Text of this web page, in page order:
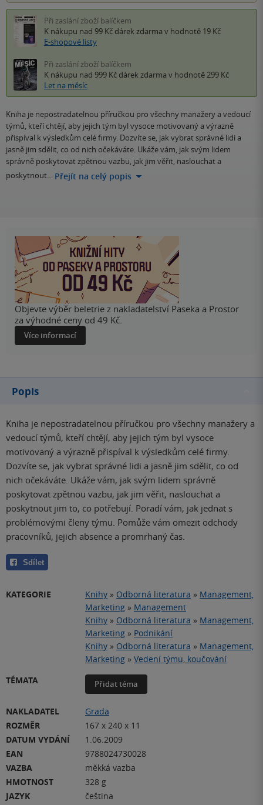
Při zaslání zboží balíčkem
K nákupu nad 99 Kč dárek zdarma v hodnotě 19 Kč
E-shopové listy
Při zaslání zboží balíčkem
K nákupu nad 999 Kč dárek zdarma v hodnotě 299 Kč
Let na měsíc
Kniha je nepostradatelnou příručkou pro všechny manažery a vedoucí
týmů, kteří chtějí, aby jejich tým byl vysoce motivovaný a výrazně
přispíval k výsledkům celé firmy. Dozvíte se, jak vybrat správné lidi a
jasně jim sdělit, co od nich očekáváte. Ukáže vám, jak svým lidem
správně poskytovat zpětnou vazbu, jak jim věřit, naslouchat a
poskytnout… Přejít na celý popis
Objevte výběr beletrie z nakladatelství Paseka a Prostor
za výhodné ceny od 49 Kč.
Více informací
Popis
Kniha je nepostradatelnou příručkou pro všechny manažery a
vedoucí týmů, kteří chtějí, aby jejich tým byl vysoce
motivovaný a výrazně přispíval k výsledkům celé firmy.
Dozvíte se, jak vybrat správné lidi a jasně jim sdělit, co od
nich očekáváte. Ukáže vám, jak svým lidem správně
poskytovat zpětnou vazbu, jak jim věřit, naslouchat a
poskytnout jim to, co potřebují. Poradí vám, jak jednat s
problémovými členy týmu. Pomůže vám omezit odchody
pracovníků, jejich absence a promrhaný čas.
Sdílet
KATEGORIE Knihy » Odborná literatura » Management,
Marketing » Management
Knihy » Odborná literatura » Management,
Marketing » Podnikání
Knihy » Odborná literatura » Management,
Marketing » Vedení týmu, koučování
TÉMATA
Přidat téma
NAKLADATEL
Grada
ROZMĚR
167 x 240 x 11
DATUM VYDÁNÍ
1.06.2009
EAN
9788024730028
VAZBA
měkká vazba
HMOTNOST
328 g
JAZYK
čeština